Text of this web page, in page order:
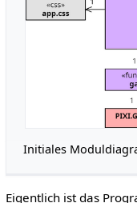
Initiales
Eigentlich ist das